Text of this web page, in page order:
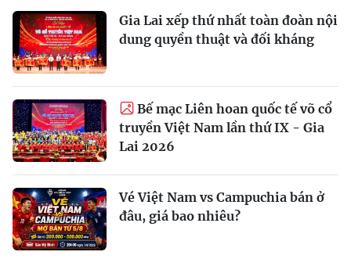
Gia Lai xếp thứ nhất toàn đoàn nội
dung quyền thuật và đối kháng
Bế mạc Liên hoan quốc tế võ cổ
truyền Việt Nam lần thứ IX - Gia
Lai 2026
Vé Việt Nam vs Campuchia bán ở
đâu, giá bao nhiêu?